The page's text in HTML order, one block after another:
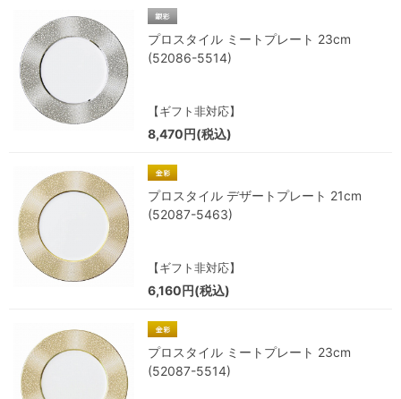
プロスタイル ミートプレート 23cm
(52086-5514)
【ギフト非対応】
8,470円(税込)
プロスタイル デザートプレート 21cm
(52087-5463)
【ギフト非対応】
6,160円(税込)
プロスタイル ミートプレート 23cm
(52087-5514)